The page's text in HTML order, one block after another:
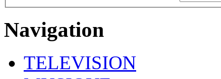
Navigation
TELEVISION